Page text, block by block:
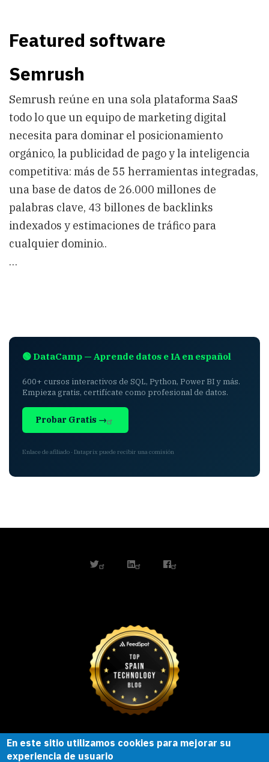
Featured software
Semrush
Semrush reúne en una sola plataforma SaaS
todo lo que un equipo de marketing digital
necesita para dominar el posicionamiento
orgánico, la publicidad de pago y la inteligencia
competitiva: más de 55 herramientas integradas,
una base de datos de 26.000 millones de
palabras clave, 43 billones de backlinks
indexados y estimaciones de tráfico para
cualquier dominio..
…
🟢 DataCamp — Aprende datos e IA en español
600+ cursos interactivos de SQL, Python, Power BI y más.
Empieza gratis, certifícate como profesional de datos.
Probar Gratis →
Enlace de afiliado · Dataprix puede recibir una comisión
twitterlinkedinfacebook
Esta obra está bajo una
En este sitio utilizamos cookies para mejorar su
experiencia de usuario